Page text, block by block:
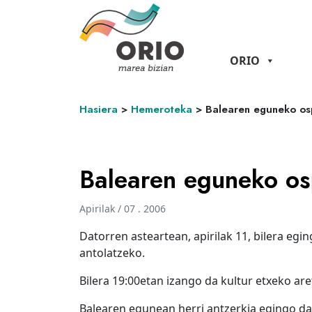
ORIO
Hasiera > Hemeroteka > Balearen eguneko
Balearen eguneko
Apirilak / 07 . 2006
Datorren asteartean, apirilak 11, bilera
antolatzeko.
Bilera 19:00etan izango da kultur etxeko
Balearen egunean herri antzerkia egingo